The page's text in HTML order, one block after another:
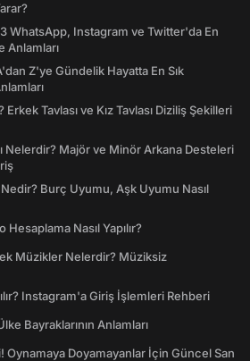
WhatsApp, Instagram ve Twitter'da En
Anlamları
Z'ye Gündelik Hayatta En Sık
Erkek Tavlası ve Kız Tavlası Diziliş Şekilleri
Nelerdir? Majör ve Minör Arkana Desteleri
Burç Uyumu, Aşk Uyumu Nasıl
Nasıl Yapılır?
Müzikler Nelerdir? Müziksiz
Instagram'a Giriş İşlemleri Rehberi
Bayraklarının Anlamları
Oynamaya Doyamayanlar İçin Güncel San